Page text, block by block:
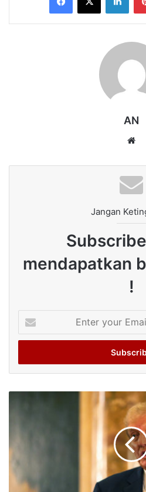
AN
Jangan
mendapatkan
!
your
Email